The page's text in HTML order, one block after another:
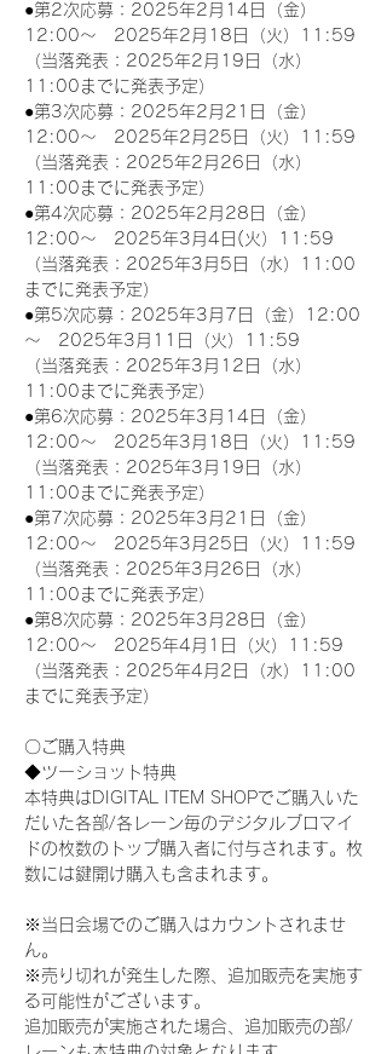
●第2次応募：2025年2月14日（金）
12:00～　2025年2月18日（火）11:59
（当落発表：2025年2月19日（水）
11:00までに発表予定）
●第3次応募：2025年2月21日（金）
12:00～　2025年2月25日（火）11:59
（当落発表：2025年2月26日（水）
11:00までに発表予定）
●第4次応募：2025年2月28日（金）
12:00～　2025年3月4日(火）11:59
（当落発表：2025年3月5日（水）11:00
までに発表予定）
●第5次応募：2025年3月7日（金）12:00
～　2025年3月11日（火）11:59
（当落発表：2025年3月12日（水）
11:00までに発表予定）
●第6次応募：2025年3月14日（金）
12:00～　2025年3月18日（火）11:59
（当落発表：2025年3月19日（水）
11:00までに発表予定）
●第7次応募：2025年3月21日（金）
12:00～　2025年3月25日（火）11:59
（当落発表：2025年3月26日（水）
11:00までに発表予定）
●第8次応募：2025年3月28日（金）
12:00～　2025年4月1日（火）11:59
（当落発表：2025年4月2日（水）11:00
までに発表予定）
〇ご購入特典
◆ツーショット特典
本特典はDIGITAL ITEM SHOPでご購入いた
だいた各部/各レーン毎のデジタルブロマイ
ドの枚数のトップ購入者に付与されます。枚
数には鍵開け購入も含まれます。
※当日会場でのご購入はカウントされませ
ん。
※売り切れが発生した際、追加販売を実施す
る可能性がございます。
追加販売が実施された場合、追加販売の部/